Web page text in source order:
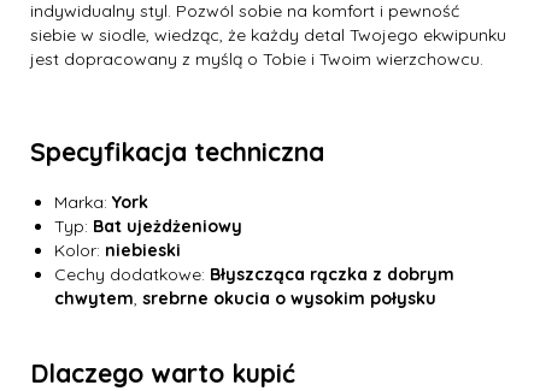
indywidualny styl. Pozwól sobie na komfort i pewność
siebie w siodle, wiedząc, że każdy detal Twojego ekwipunku
jest dopracowany z myślą o Tobie i Twoim wierzchowcu.
Specyfikacja techniczna
Marka: York
Typ: Bat ujeżdżeniowy
Kolor: niebieski
Cechy dodatkowe: Błyszcząca rączka z dobrym
chwytem, srebrne okucia o wysokim połysku
Dlaczego warto kupić